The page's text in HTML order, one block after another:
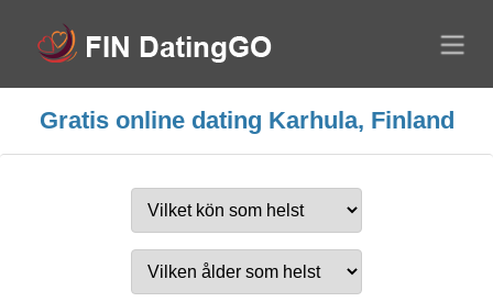
Gratis online dating Karhula, Finland